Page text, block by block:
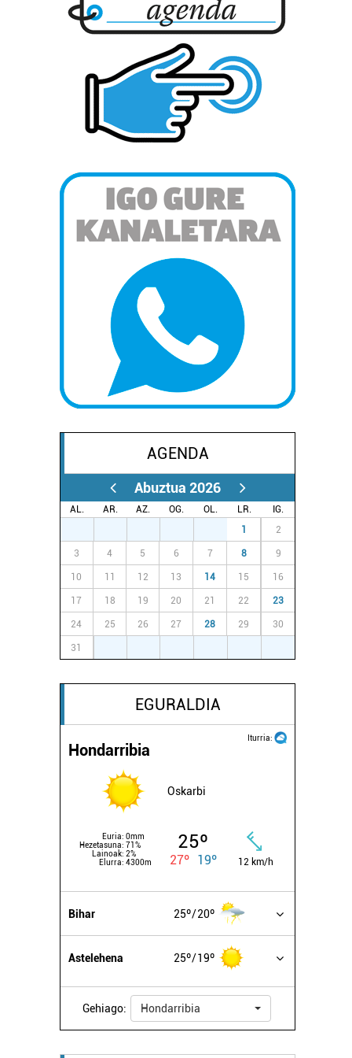
AGENDA
Abuztua 2026
AL. AR. AZ. OG. OL. LR.
IG.
1 2
3 4 5 6 7 8 9
10 11 12 13 14 15 16
17 18 19 20 21 22 23
24 25 26 27 28 29 30
31
EGURALDIA
Iturria:
Hondarribia
Oskarbi
Euria: 0mm
Hezetasuna: 71%
Lainoak: 2%
Elurra: 4300m
25º
27º 19º 12 km/h
Bihar 25º 20º
Astelehena 25º 19º
Gehiago: Hondarribia